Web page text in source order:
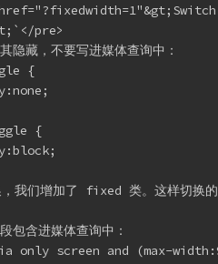
pre>
隐藏，不要写进媒体查询中：
{
{
，我们增加了 fixed 类。这样切换
包含进媒体查询中：
only screen and (max-